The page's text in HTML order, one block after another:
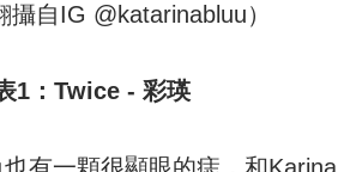
自IG @katarinabluu）
1 ： Twice - 彩瑛